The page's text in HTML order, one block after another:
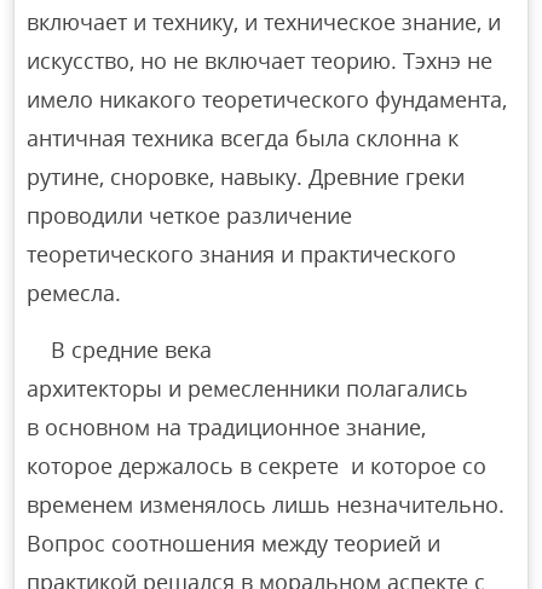
включает и технику, и техническое знание, и
искусство, но не включает теорию. Тэхнэ не
имело никакого теоретического фундамента,
античная техника всегда была склонна к
рутине, сноровке, навыку. Древние греки
проводили четкое различение
теоретического знания и практического
ремесла.
В средние века
архитекторы и ремесленники полагались
в основном на традиционное знание,
которое держалось в секрете и которое со
временем изменялось лишь незначительно.
Вопрос соотношения между теорией и
практикой решался в моральном аспекте с